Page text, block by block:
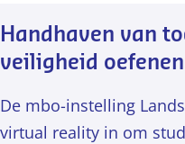
Handhaven van
veiligheid
De mbo-instelling
virtual reality in om